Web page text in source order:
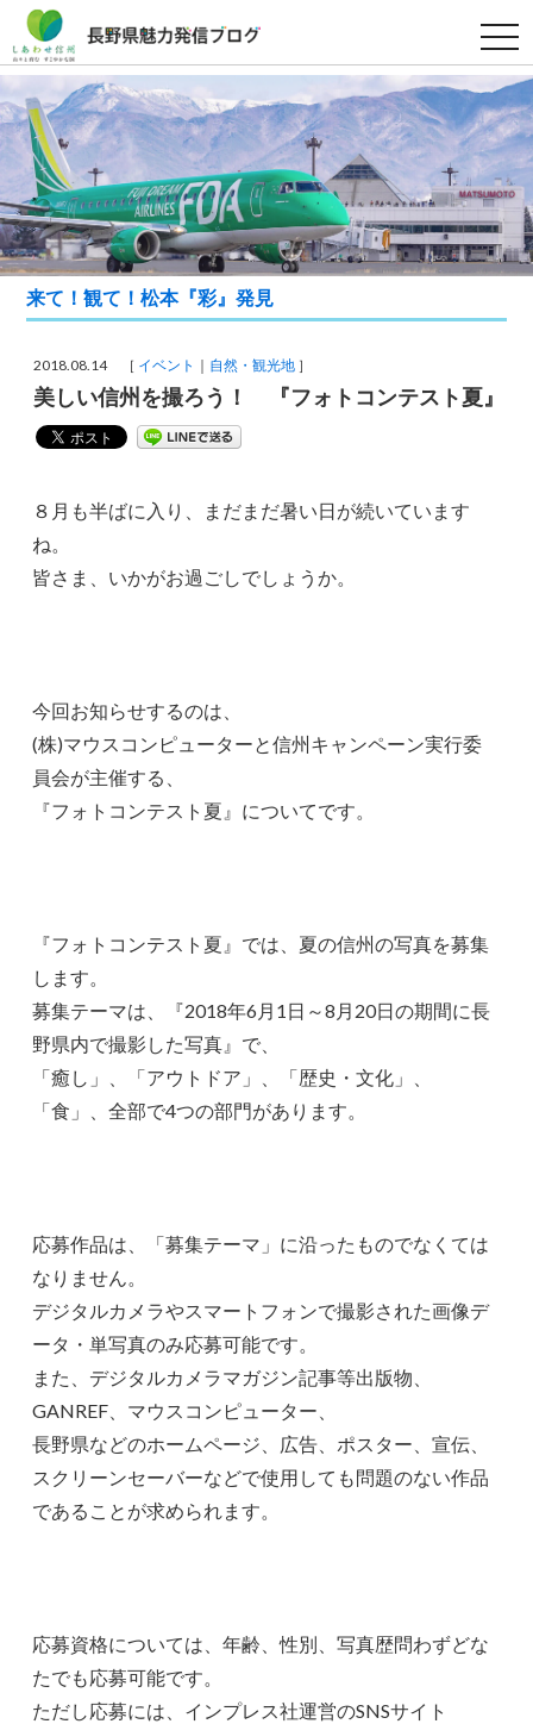
t
o
g
g
l
e
n
a
v
i
a
t
i
o
来て！観て！松本『彩』発見
2018.08.14 ［ イベント 自然・観光地 ］
美しい信州を撮ろう！ 『フォトコンテスト夏』
８月も半ばに入り、まだまだ暑い日が続いています
ね。
皆さま、いかがお過ごしでしょうか。
今回お知らせするのは、
(株)マウスコンピューターと信州キャンペーン実行委
員会が主催する、
『フォトコンテスト夏』についてです。
『フォトコンテスト夏』では、夏の信州の写真を募集
します。
募集テーマは、『2018年6月1日～8月20日の期間に長
野県内で撮影した写真』で、
「癒し」、「アウトドア」、「歴史・文化」、
「食」、全部で4つの部門があります。
応募作品は、「募集テーマ」に沿ったものでなくては
なりません。
デジタルカメラやスマートフォンで撮影された画像デ
ータ・単写真のみ応募可能です。
また、デジタルカメラマガジン記事等出版物、
GANREF、マウスコンピューター、
長野県などのホームページ、広告、ポスター、宣伝、
スクリーンセーバーなどで使用しても問題のない作品
であることが求められます。
応募資格については、年齢、性別、写真歴問わずどな
たでも応募可能です。
ただし応募には、インプレス社運営のSNSサイト